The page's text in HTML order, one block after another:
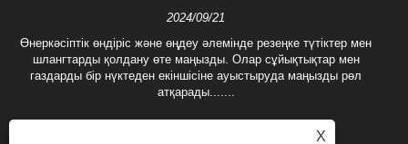
2024/09/21
Өнеркәсіптік өндіріс және өңдеу әлемінде резеңке түтіктер мен
шлангтарды қолдану өте маңызды. Олар сұйықтықтар мен
газдарды бір нүктеден екіншісіне ауыстыруда маңызды рөл
атқарады.......
X